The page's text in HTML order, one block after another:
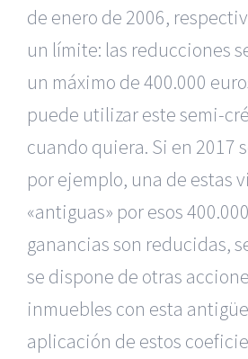
de enero de 2006,
un límite: las reducciones
un máximo de 400.000
puede utilizar este semi-
cuando quiera. Si en 2017
por ejemplo, una de estas
«antiguas» por esos
ganancias son reducidas,
se dispone de otras
inmuebles con esta
aplicación de estos